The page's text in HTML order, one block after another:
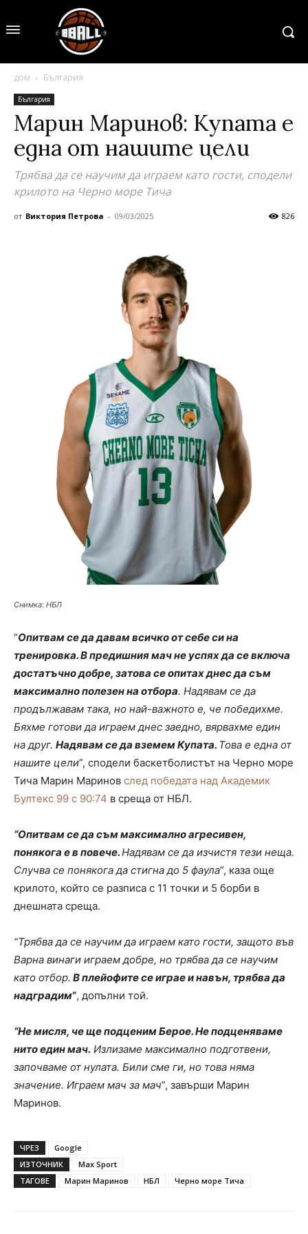
дом България
България
Марин Маринов: Купата е
една от нашите цели
Трябва да се научим да играем като гости, сподели
крилото на Черно море Тича
от Виктория Петрова - 09/03/2025 826
Снимка: НБЛ
“Опитвам се да давам всичко от себе си на
тренировка. В предишния мач не успях да се включа
достатъчно добре, затова се опитах днес да съм
максимално полезен на отбора. Надявам се да
продължавам така, но най-важното е, че победихме.
Бяхме готови да играем днес заедно, вярвахме един
на друг. Надявам се да вземем Купата. Това е една от
нашите цели”, сподели баскетболистът на Черно море
Тича Марин Маринов след победата над Академик
Бултекс 99 с 90:74 в среща от НБЛ.
“Опитвам се да съм максимално агресивен,
понякога е в повече.Надявам се да изчистя тези неща.
Случва се понякога да стигна до 5 фаула”, каза още
крилото, който се разписа с 11 точки и 5 борби в
днешната среща.
“Трябва да се научим да играем като гости, защото във
Варна винаги играем добре, но трябва да се научим
като отбор. В плейофите се играе и навън, трябва да
надградим”, допълни той.
“Не мисля, че ще подценим Берое. Не подценяваме
нито един мач. Излизаме максимално подготвени,
започваме от нулата. Били сме ги, но това няма
значение. Играем мач за мач”, завърши Марин
Маринов.
ЧРЕЗ
Google
ИЗТОЧНИК
Max Sport
ТАГОВЕ
Марин Маринов НБЛ Черно море Тича